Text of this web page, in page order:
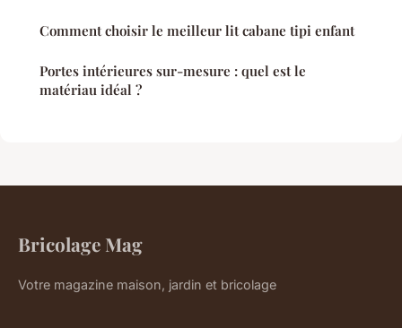
Comment choisir le meilleur lit cabane tipi enfant
Portes intérieures sur-mesure : quel est le
matériau idéal ?
Bricolage Mag
Votre magazine maison, jardin et bricolage